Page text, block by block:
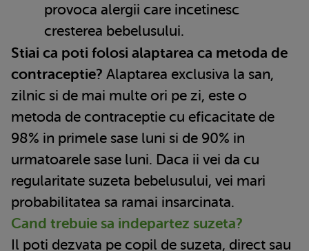
provoca alergii care incetinesc
cresterea bebelusului.
Stiai ca poti folosi alaptarea ca metoda de
contraceptie? Alaptarea exclusiva la san,
zilnic si de mai multe ori pe zi, este o
metoda de contraceptie cu eficacitate de
98% in primele sase luni si de 90% in
urmatoarele sase luni. Daca ii vei da cu
regularitate suzeta bebelusului, vei mari
probabilitatea sa ramai insarcinata.
Cand trebuie sa indepartez suzeta?
Il poti dezvata pe copil de suzeta, direct sau